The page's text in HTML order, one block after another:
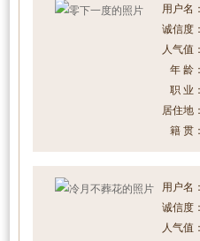
用户名：
诚信度：
人气值：
年 龄：
职 业：
居住地：
籍 贯：
用户名：
诚信度：
人气值：